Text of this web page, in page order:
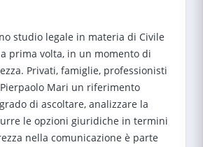
studio legale in materia di Civile
prima volta, in un momento di
Privati, famiglie, professionisti
Mari un riferimento
di ascoltare, analizzare la
le opzioni giuridiche in termini
nella comunicazione è parte